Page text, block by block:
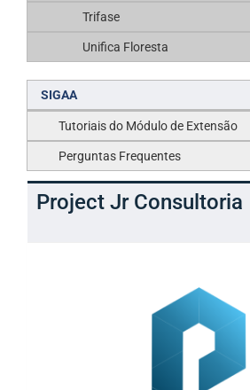
Trifase
Unifica Floresta
SIGAA
Tutoriais do Módulo de Extensão
Perguntas Frequentes
Project Jr Consultoria